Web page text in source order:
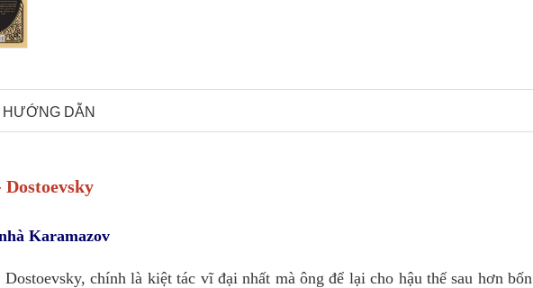
HƯỚNG DẪN
Karamazov
chính là kiệt tác vĩ đại nhất mà ông để lại cho hậu thế sau hơn bốn